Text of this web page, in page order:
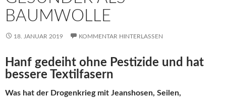
BAUMWOLLE
18. JANUAR 2019 KOMMENTAR HINTERLASSEN
Hanf gedeiht ohne Pestizide und hat
bessere Textilfasern
Was hat der Drogenkrieg mit Jeanshosen, Seilen,